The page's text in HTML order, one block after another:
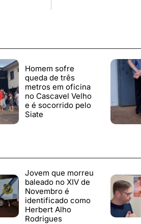
Homem sofre
queda de três
metros em oficina
no Cascavel Velho
e é socorrido pelo
Siate
Jovem que morreu
baleado no XIV de
Novembro é
identificado como
Herbert Alho
Rodrigues